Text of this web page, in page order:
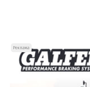
Реклама